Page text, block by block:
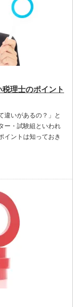
理士のポイント
違いがあるの？」と
ー・試験組といわれ
イントは知っておき